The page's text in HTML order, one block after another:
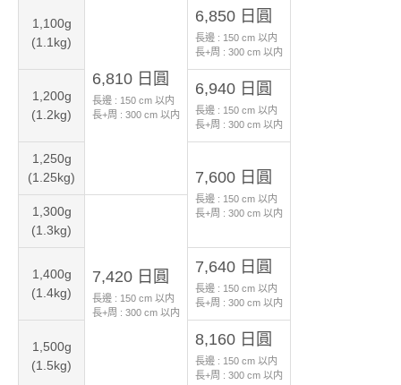
1,100g
(1.1kg)
6,810 日圓
長邊 : 150 cm 以内
長+周 : 300 cm 以内
6,850 日圓
長邊 : 150 cm 以内
長+周 : 300 cm 以内
1,200g
(1.2kg)
6,940 日圓
長邊 : 150 cm 以内
長+周 : 300 cm 以内
1,250g
(1.25kg)
7,600 日圓
長邊 : 150 cm 以内
長+周 : 300 cm 以内
1,300g
(1.3kg)
7,420 日圓
長邊 : 150 cm 以内
長+周 : 300 cm 以内
1,400g
(1.4kg)
7,640 日圓
長邊 : 150 cm 以内
長+周 : 300 cm 以内
1,500g
(1.5kg)
8,160 日圓
長邊 : 150 cm 以内
長+周 : 300 cm 以内